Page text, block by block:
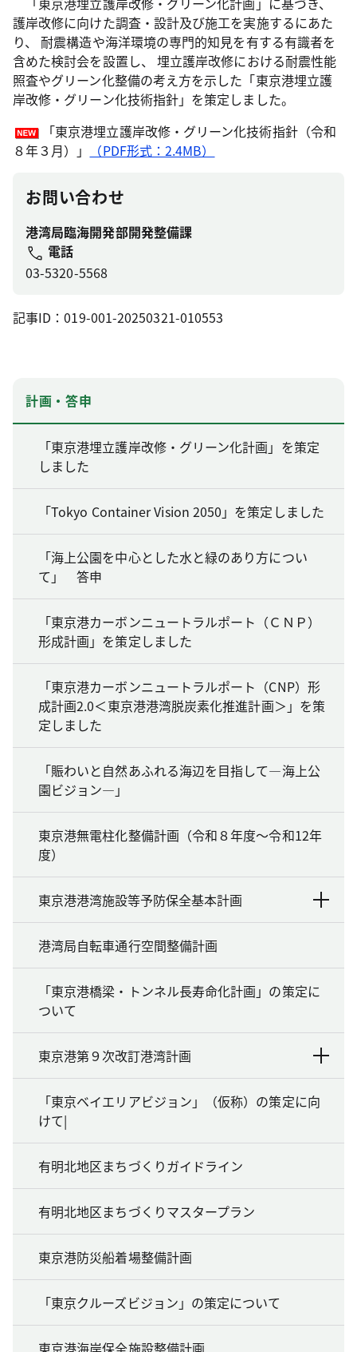
護岸改修に向けた調査・設計及び施工を実施するにあた
り、 耐震構造や海洋環境の専門的知見を有する有識者を
含めた検討会を設置し、 埋立護岸改修における耐震性能
照査やグリーン化整備の考え方を示した「東京港埋立護
岸改修・グリーン化技術指針」を策定しました。
「東京港埋立護岸改修・グリーン化技術指針（令和
８年３月）」
（PDF形式：2.4MB）
お問い合わせ
港湾局臨海開発部開発整備課
電話
03-5320-5568
記事ID：019-001-20250321-010553
計画・答申
「東京港埋立護岸改修・グリーン化計画」を策定
しました
「Tokyo Container Vision 2050」を策定しました
「海上公園を中心とした水と緑のあり方につい
て」 答申
「東京港カーボンニュートラルポート（ＣＮＰ）
形成計画」を策定しました
「東京港カーボンニュートラルポート（CNP）形
成計画2.0＜東京港港湾脱炭素化推進計画＞」を策
定しました
「賑わいと自然あふれる海辺を目指して―海上公
園ビジョン―」
東京港無電柱化整備計画（令和８年度～令和12年
度）
東京港港湾施設等予防保全基本計画
港湾局自転車通行空間整備計画
「東京港橋梁・トンネル長寿命化計画」の策定に
ついて
東京港第９次改訂港湾計画
「東京ベイエリアビジョン」（仮称）の策定に向
けて|
有明北地区まちづくりガイドライン
有明北地区まちづくりマスタープラン
東京港防災船着場整備計画
「東京クルーズビジョン」の策定について
東京港海岸保全施設整備計画